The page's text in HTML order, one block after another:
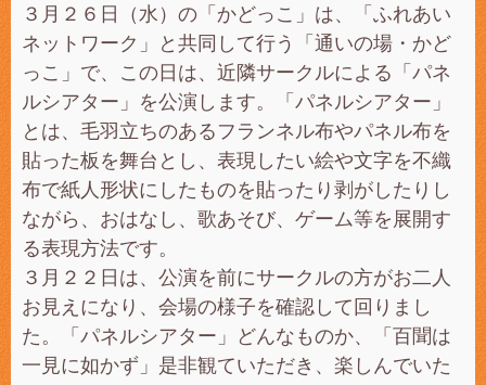
３月２６日（水）の「かどっこ」は、「ふれあい
ネットワーク」と共同して行う「通いの場・かど
っこ」で、この日は、近隣サークルによる「パネ
ルシアター」を公演します。「パネルシアター」
とは、毛羽立ちのあるフランネル布やパネル布を
貼った板を舞台とし、表現したい絵や文字を不織
布で紙人形状にしたものを貼ったり剥がしたりし
ながら、おはなし、歌あそび、ゲーム等を展開す
る表現方法です。
３月２２日は、公演を前にサークルの方がお二人
お見えになり、会場の様子を確認して回りまし
た。「パネルシアター」どんなものか、「百聞は
一見に如かず」是非観ていただき、楽しんでいた